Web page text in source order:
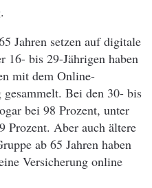
Jahren setzen auf digitale
16- bis 29-Jährigen haben
mit dem Online-
Bei den 30- bis
bei 98 Prozent, unter
Prozent. Aber auch ältere
ab 65 Jahren haben
Versicherung online